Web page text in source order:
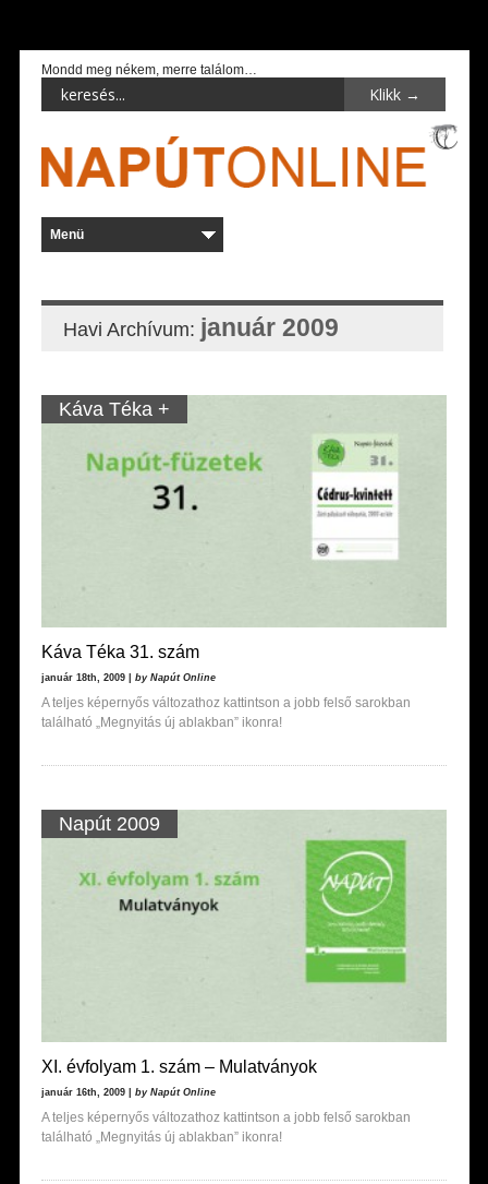
Mondd meg nékem, merre találom…
Havi Archívum: január 2009
Káva Téka +
Káva Téka 31. szám
január 18th, 2009 | by Napút Online
A teljes képernyős változathoz kattintson a jobb felső sarokban
található „Megnyitás új ablakban” ikonra!
Napút 2009
XI. évfolyam 1. szám – Mulatványok
január 16th, 2009 | by Napút Online
A teljes képernyős változathoz kattintson a jobb felső sarokban
található „Megnyitás új ablakban” ikonra!